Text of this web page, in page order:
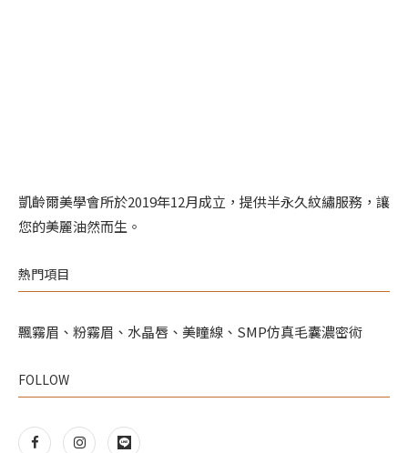
凱齡爾美學會所於2019年12月成立，提供半永久紋繡服務，讓
您的美麗油然而生。
熱門項目
飄霧眉、粉霧眉、水晶唇、美瞳線、SMP仿真毛囊濃密術
FOLLOW